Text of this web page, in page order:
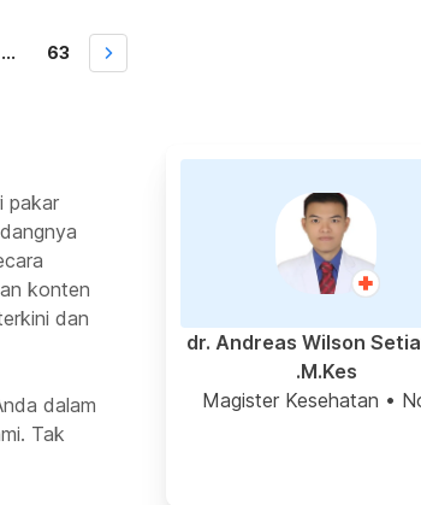
bahwa produk memiliki kandungan yang
... 63
pakar
konten
dan
dalam
Tak
dr. Andreas Wilson
M.Kes.
Magister Kesehatan •